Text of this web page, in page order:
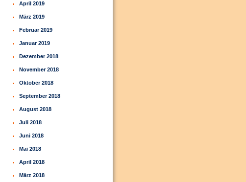
April 2019
März 2019
Februar 2019
Januar 2019
Dezember 2018
November 2018
Oktober 2018
September 2018
August 2018
Juli 2018
Juni 2018
Mai 2018
April 2018
März 2018